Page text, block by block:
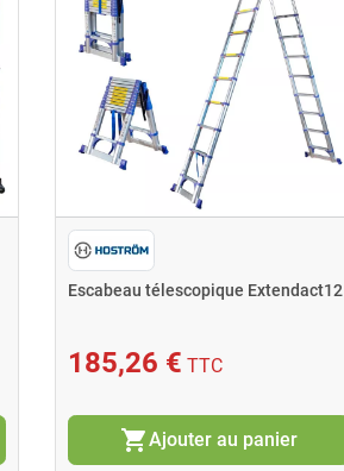
Escabeau télescopique Extendact12
185,26 € TTC
shopping_cartAjouter au panier